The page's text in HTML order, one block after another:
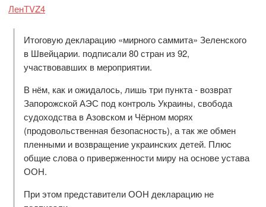
ЛенТVZ4
Итоговую декларацию «мирного саммита» Зеленского
в Швейцарии. подписали 80 стран из 92,
участвовавших в мероприятии.
В нём, как и ожидалось, лишь три пункта - возврат
Запорожской АЭС под контроль Украины, свобода
судоходства в Азовском и Чёрном морях
(продовольственная безопасность), а так же обмен
пленными и возвращение украинских детей. Плюс
общие слова о приверженности миру на основе устава
ООН.
При этом представители ООН декларацию не